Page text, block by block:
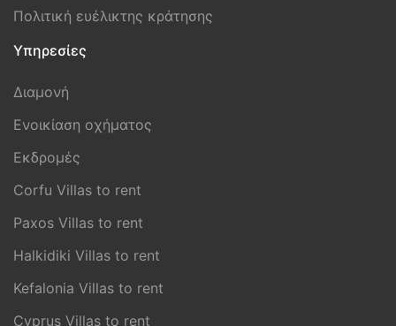
Πολιτική ευέλικτης κράτησης
Υπηρεσίες
Διαμονή
Ενοικίαση οχήματος
Εκδρομές
Corfu Villas to rent
Paxos Villas to rent
Halkidiki Villas to rent
Kefalonia Villas to rent
Cyprus Villas to rent